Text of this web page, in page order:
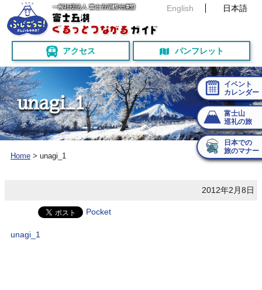
English 日本語
アクセス パンフレット
イベント
カレンダー
富士山
巡礼の旅
日本での
旅のマナー
unagi_1
Home > unagi_1
2012年2月8日
Pocket
unagi_1